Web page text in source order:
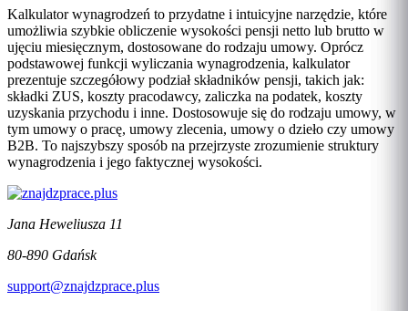
Kalkulator wynagrodzeń to przydatne i intuicyjne narzędzie, które
umożliwia szybkie obliczenie wysokości pensji netto lub brutto w
ujęciu miesięcznym, dostosowane do rodzaju umowy. Oprócz
podstawowej funkcji wyliczania wynagrodzenia, kalkulator
prezentuje szczegółowy podział składników pensji, takich jak:
składki ZUS, koszty pracodawcy, zaliczka na podatek, koszty
uzyskania przychodu i inne. Dostosowuje się do rodzaju umowy, w
tym umowy o pracę, umowy zlecenia, umowy o dzieło czy umowy
B2B. To najszybszy sposób na przejrzyste zrozumienie struktury
wynagrodzenia i jego faktycznej wysokości.
Jana Heweliusza 11
80-890 Gdańsk
support@znajdzprace.plus